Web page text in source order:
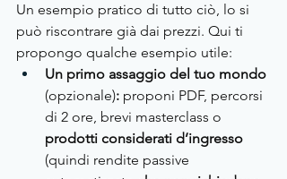
Un esempio pratico di tutto ciò, lo si
può riscontrare già dai prezzi. Qui ti
propongo qualche esempio utile:
Un primo assaggio del tuo mondo
(opzionale): proponi PDF, percorsi
di 2 ore, brevi masterclass o
prodotti considerati d’ingresso
(quindi rendite passive